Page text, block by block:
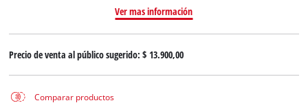
Ver mas información
Precio de venta al público sugerido:$ 13.900,00
Comparar productos